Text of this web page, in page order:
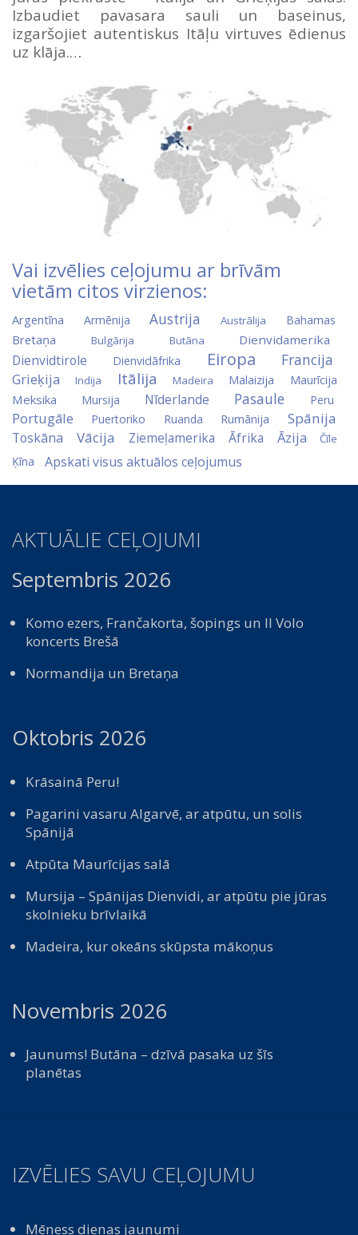
Izbaudiet pavasara sauli un baseinus,
izgaršojiet autentiskus Itāļu virtuves ēdienus
uz klāja.…
Vai izvēlies ceļojumu ar brīvām
vietām citos virzienos:
Argentīna Armēnija Austrija Austrālija Bahamas
Bretaņa Bulgārija Butāna Dienvidamerika
Dienvidtirole Dienvidāfrika Eiropa Francija
Grieķija Indija Itālija Madeira Malaizija Maurīcija
Meksika Mursija Nīderlande Pasaule Peru
Portugāle Puertoriko Ruanda Rumānija Spānija
Toskāna Vācija Ziemeļamerika Āfrika Āzija Čīle
Ķīna Apskati visus aktuālos ceļojumus
AKTUĀLIE CEĻOJUMI
Septembris 2026
Komo ezers, Frančakorta, šopings un Il Volo
koncerts Brešā
Normandija un Bretaņa
Oktobris 2026
Krāsainā Peru!
Pagarini vasaru Algarvē, ar atpūtu, un solis
Spānijā
Atpūta Maurīcijas salā
Mursija – Spānijas Dienvidi, ar atpūtu pie jūras
skolnieku brīvlaikā
Madeira, kur okeāns skūpsta mākoņus
Novembris 2026
Jaunums! Butāna – dzīvā pasaka uz šīs
planētas
IZVĒLIES SAVU CEĻOJUMU
Mēness dienas jaunumi